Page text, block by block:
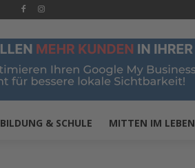
BILDUNG & SCHULE MITTEN IM LEBEN